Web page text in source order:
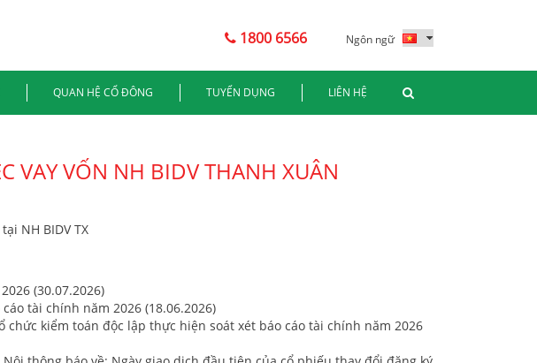
1800 6566 Ngôn ngữ
QUAN HỆ CỔ ĐÔNG TUYỂN DỤNG LIÊN HỆ
VAY VỐN NH BIDV THANH XUÂN
NH BIDV TX
(30.07.2026)
tài chính năm 2026 (18.06.2026)
kiểm toán độc lập thực hiện soát xét báo cáo tài chính năm 2026